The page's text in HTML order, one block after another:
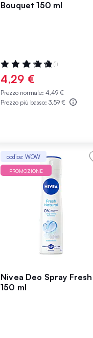
Bouquet 150 ml
Valutazione:
100%
(1)
4,29 €
Prezzo normale: 4,49 €
Prezzo più basso: 3,59 €
codice: WOW
PROMOZIONE
Nivea Deo Spray Fresh
150 ml